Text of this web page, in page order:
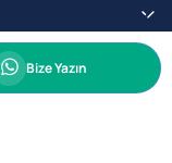
Whatsapp
Bize Yazın